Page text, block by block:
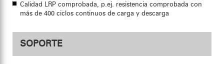
Calidad LRP comprobada, p.ej. resistencia comprobada con
más de 400 ciclos continuos de carga y descarga
SOPORTE